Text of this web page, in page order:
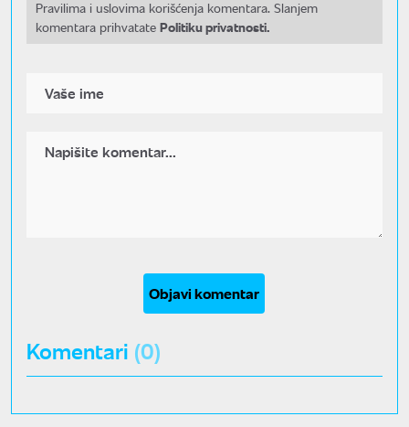
Pravilima i uslovima korišćenja komentara. Slanjem
komentara prihvatate Politiku privatnosti.
Objavi komentar
Komentari (0)